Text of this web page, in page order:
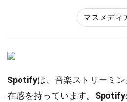
マスメディ
Spotifyは、音楽ストリーミ
在感を持っています。 Spotify